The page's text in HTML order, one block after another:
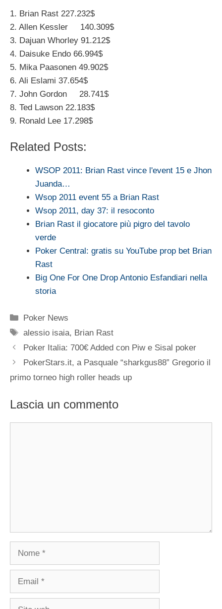
1. Brian Rast 227.232$
2. Allen Kessler 140.309$
3. Dajuan Whorley 91.212$
4. Daisuke Endo 66.994$
5. Mika Paasonen 49.902$
6. Ali Eslami 37.654$
7. John Gordon 28.741$
8. Ted Lawson 22.183$
9. Ronald Lee 17.298$
Related Posts:
WSOP 2011: Brian Rast vince l'event 15 e Jhon
Juanda…
Wsop 2011 event 55 a Brian Rast
Wsop 2011, day 37: il resoconto
Brian Rast il giocatore più pigro del tavolo
verde
Poker Central: gratis su YouTube prop bet Brian
Rast
Big One For One Drop Antonio Esfandiari nella
storia
Categorie
Poker News
Tag
alessio isaia, Brian Rast
Poker Italia: 700€ Added con Piw e Sisal poker
PokerStars.it, a Pasquale “sharkgus88” Gregorio il
primo torneo high roller heads up
Lascia un commento
Nome
Email
Sito